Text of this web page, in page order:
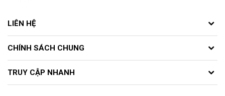
LIÊN HỆ
CHÍNH SÁCH CHUNG
TRUY CẬP NHANH